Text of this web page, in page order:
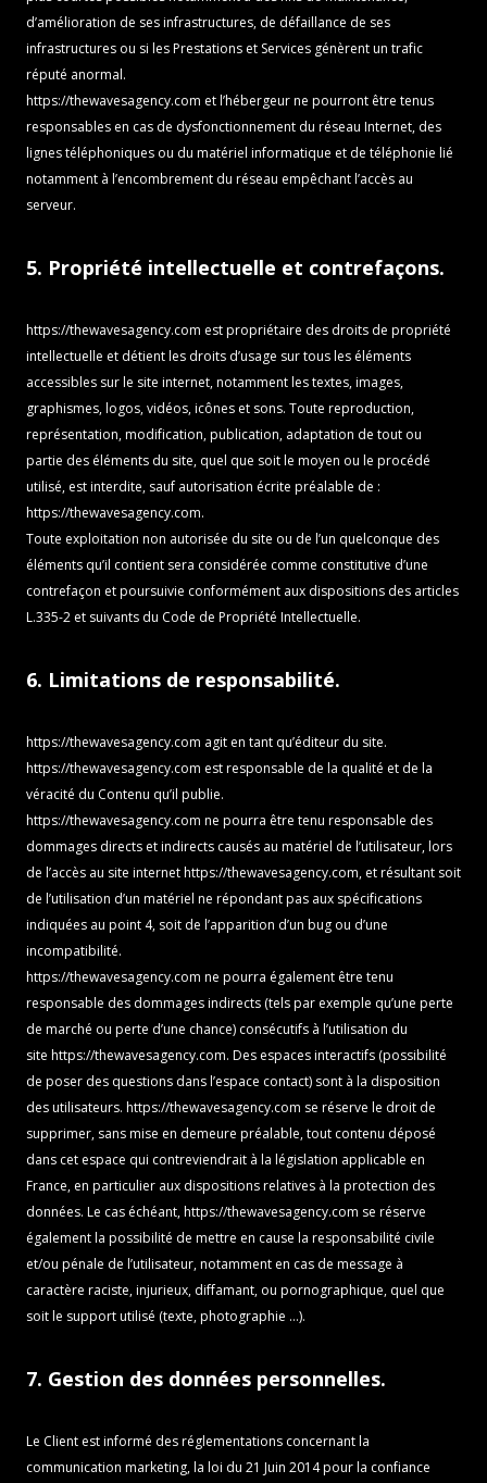
d’amélioration de ses infrastructures, de défaillance de ses
infrastructures ou si les Prestations et Services génèrent un trafic
réputé anormal.
https://thewavesagency.com et l’hébergeur ne pourront être tenus
responsables en cas de dysfonctionnement du réseau Internet, des
lignes téléphoniques ou du matériel informatique et de téléphonie lié
notamment à l’encombrement du réseau empêchant l’accès au
serveur.
5. Propriété intellectuelle et contrefaçons.
https://thewavesagency.com est propriétaire des droits de propriété
intellectuelle et détient les droits d’usage sur tous les éléments
accessibles sur le site internet, notamment les textes, images,
graphismes, logos, vidéos, icônes et sons. Toute reproduction,
représentation, modification, publication, adaptation de tout ou
partie des éléments du site, quel que soit le moyen ou le procédé
utilisé, est interdite, sauf autorisation écrite préalable de :
https://thewavesagency.com.
Toute exploitation non autorisée du site ou de l’un quelconque des
éléments qu’il contient sera considérée comme constitutive d’une
contrefaçon et poursuivie conformément aux dispositions des articles
L.335-2 et suivants du Code de Propriété Intellectuelle.
6. Limitations de responsabilité.
https://thewavesagency.com agit en tant qu’éditeur du site.
https://thewavesagency.com est responsable de la qualité et de la
véracité du Contenu qu’il publie.
https://thewavesagency.com ne pourra être tenu responsable des
dommages directs et indirects causés au matériel de l’utilisateur, lors
de l’accès au site internethttps://thewavesagency.com, et résultant soit
de l’utilisation d’un matériel ne répondant pas aux spécifications
indiquées au point 4, soit de l’apparition d’un bug ou d’une
incompatibilité.
https://thewavesagency.com ne pourra également être tenu
responsable des dommages indirects (tels par exemple qu’une perte
de marché ou perte d’une chance) consécutifs à l’utilisation du
site https://thewavesagency.com. Des espaces interactifs (possibilité
de poser des questions dans l’espace contact) sont à la disposition
des utilisateurs. https://thewavesagency.com se réserve le droit de
supprimer, sans mise en demeure préalable, tout contenu déposé
dans cet espace qui contreviendrait à la législation applicable en
France, en particulier aux dispositions relatives à la protection des
données. Le cas échéant,https://thewavesagency.com se réserve
également la possibilité de mettre en cause la responsabilité civile
et/ou pénale de l’utilisateur, notamment en cas de message à
caractère raciste, injurieux, diffamant, ou pornographique, quel que
soit le support utilisé (texte, photographie …).
7. Gestion des données personnelles.
Le Client est informé des réglementations concernant la
communication marketing, la loi du 21 Juin 2014 pour la confiance